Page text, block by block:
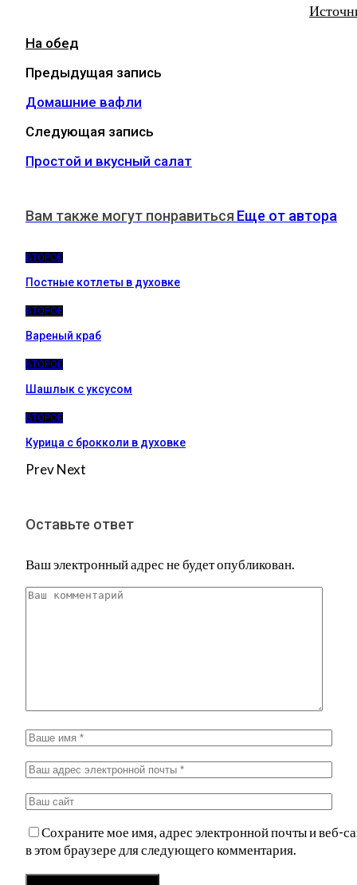
На обед
Предыдущая запись
Домашние вафли
Следующая запись
Простой и вкусный салат
Вам также могут понравиться Еще от автора
ВТОРОЕ
Постные котлеты в духовке
ВТОРОЕ
Вареный краб
ВТОРОЕ
Шашлык с уксусом
ВТОРОЕ
Курица с брокколи в духовке
PrevNext
Оставьте ответ
Ваш электронный адрес не будет опубликован.
Сохраните мое имя, адрес электронной почты и веб-
в этом браузере для следующего комментария.